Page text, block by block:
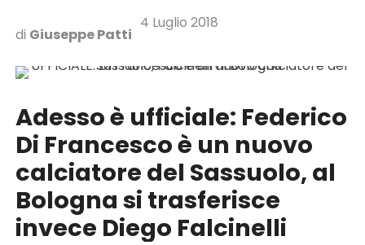
di Giuseppe Patti
4 Luglio 2018
Adesso è ufficiale: Federico
Di Francesco è un nuovo
calciatore del Sassuolo, al
Bologna si trasferisce
invece Diego Falcinelli